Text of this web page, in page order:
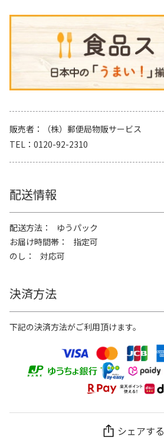
販売者
（株）郵便局物販サービス
TEL
0120-92-2310
配送情報
配送方法
ゆうパック
お届け時間帯
指定可
のし
対応可
決済方法
下記の決済方法がご利用頂けます。
シェアする